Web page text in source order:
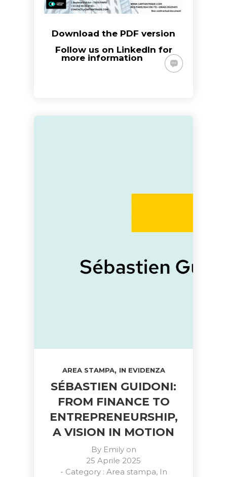
Download the PDF version
Follow us on LinkedIn for
more information
AREA STAMPA, IN EVIDENZA
SÉBASTIEN GUIDONI:
FROM FINANCE TO
ENTREPRENEURSHIP,
A VISION IN MOTION
By Emilyon
25 Aprile 2025
- Category : Area stampa, In